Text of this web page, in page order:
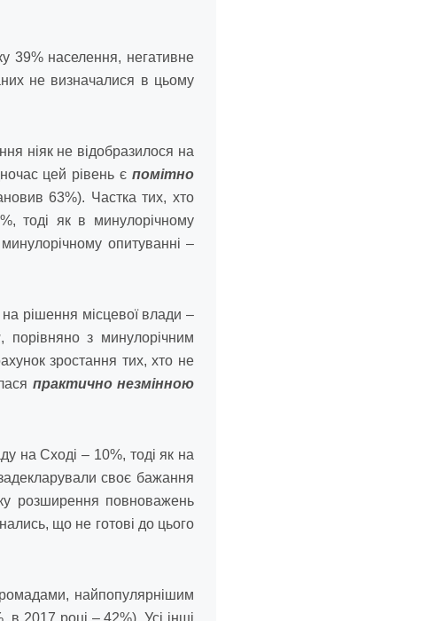
39% населення, негативне
не визначалися в цьому
ніяк не відобразилося на
цей рівень є помітно
63%). Частка тих, хто
тоді як в минулорічному
опитуванні –
рішення місцевої влади –
, порівняно з минулорічним
зростання тих, хто не
практично незмінною
на Сході – 10%, тоді як на
своє бажання
розширення повноважень
що не готові до цього
найпопулярнішим
в 2017 році – 42%). Усі інші